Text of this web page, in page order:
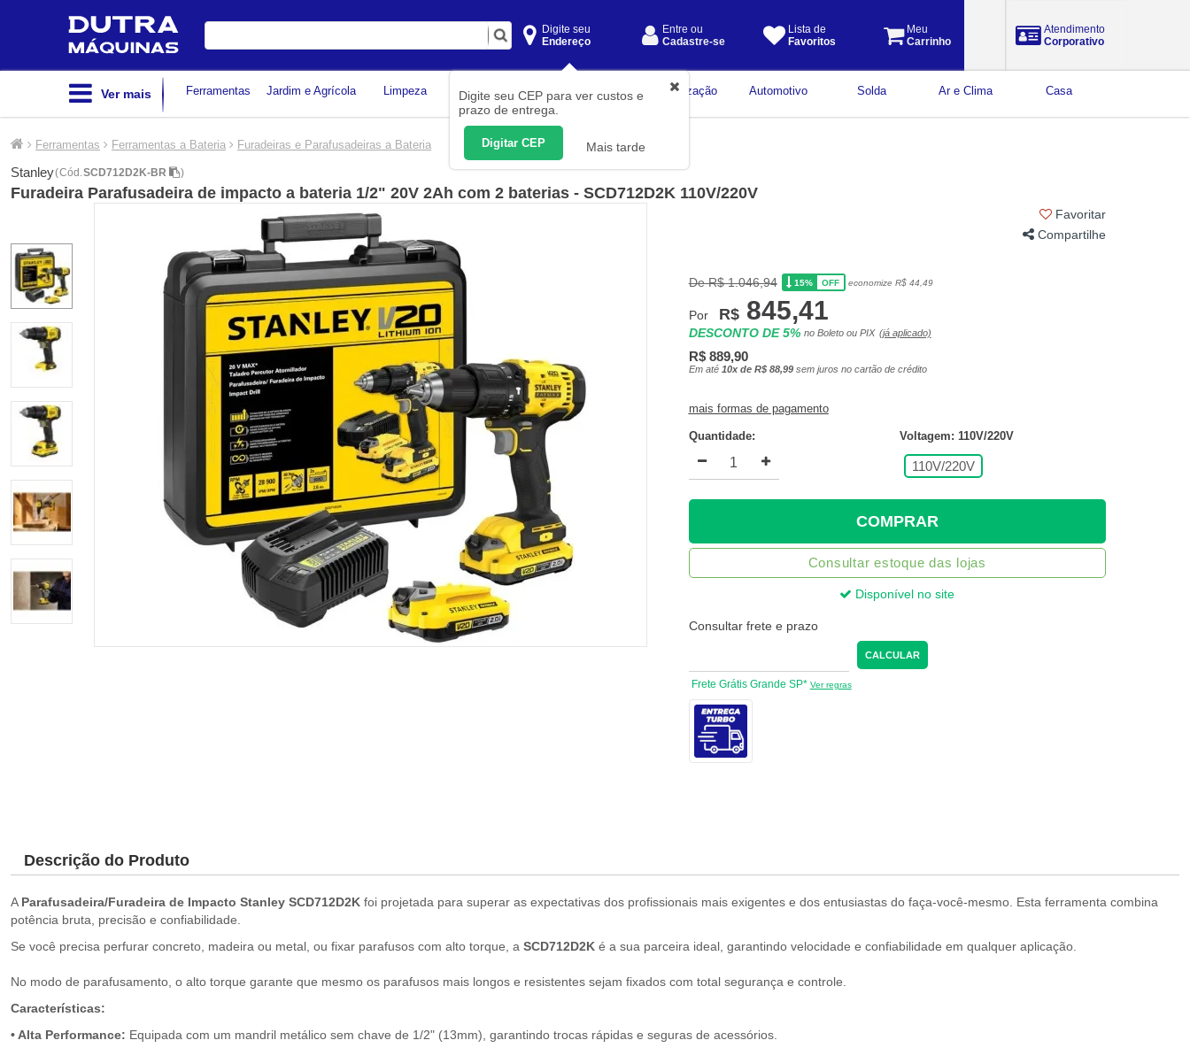
Digite
Digite seu
Endereço
Digite seu CEP para ver custos e
prazo de entrega.
Digitar CEP Mais tarde
Entre ou
Cadastre-se
Lista de
Favoritos
Meu
Carrinho
Atendimento
Corporativo
Ver mais Ferramentas Jardim e Agrícola Limpeza Construção Civil
Medição
Organização Automotivo Solda Ar e Clima Casa
Ferramentas Ferramentas a Bateria Furadeiras e Parafusadeiras a Bateria
Stanley(Cód. SCD712D2K-BR )
Furadeira Parafusadeira de impacto a bateria 1/2" 20V 2Ah com 2 baterias - SCD712D2K 110V/220V
Favoritar
Compartilhe
De R$ 1.046,94 15% OFF economize R$ 44,49
Por R$ 845,41
DESCONTO DE 5% no Boleto ou PIX (já aplicado)
R$ 889,90
Em até 10x de R$ 88,99sem juros no cartão de crédito
mais formas de pagamento
Quantidade: Voltagem: 110V/220V
110V/220V
COMPRAR
Consultar estoque das lojas
Disponível no site
Consultar frete e prazo
CALCULAR
Frete Grátis Grande SP* Ver regras
Descrição do Produto
A Parafusadeira/Furadeira de Impacto Stanley SCD712D2K foi projetada para superar as expectativas dos profissionais mais exigentes e dos entusiastas do faça-você-mesmo. Esta ferramenta combina
potência bruta, precisão e confiabilidade.
Se você precisa perfurar concreto, madeira ou metal, ou fixar parafusos com alto torque, a SCD712D2K é a sua parceira ideal, garantindo velocidade e confiabilidade em qualquer aplicação.
No modo de parafusamento, o alto torque garante que mesmo os parafusos mais longos e resistentes sejam fixados com total segurança e controle.
Características:
• Alta Performance: Equipada com um mandril metálico sem chave de 1/2" (13mm), garantindo trocas rápidas e seguras de acessórios.